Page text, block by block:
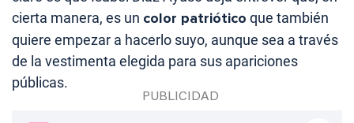
cierta manera, es un color patriótico que también
quiere empezar a hacerlo suyo, aunque sea a través
de la vestimenta elegida para sus apariciones
públicas.